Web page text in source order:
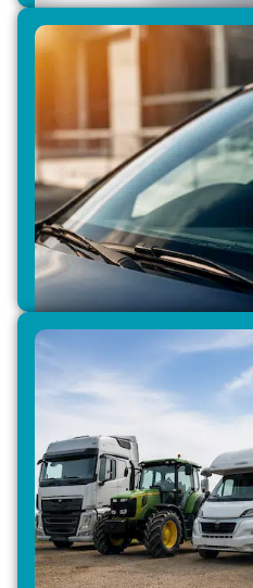
Agréé
Aucune
Avec nos accords
d’une prise en charge
frais dans la majorité
ou le remplacement
Voiture, utilitaire,
agricole : GlassAuto
véhicules pour la
de vitrages